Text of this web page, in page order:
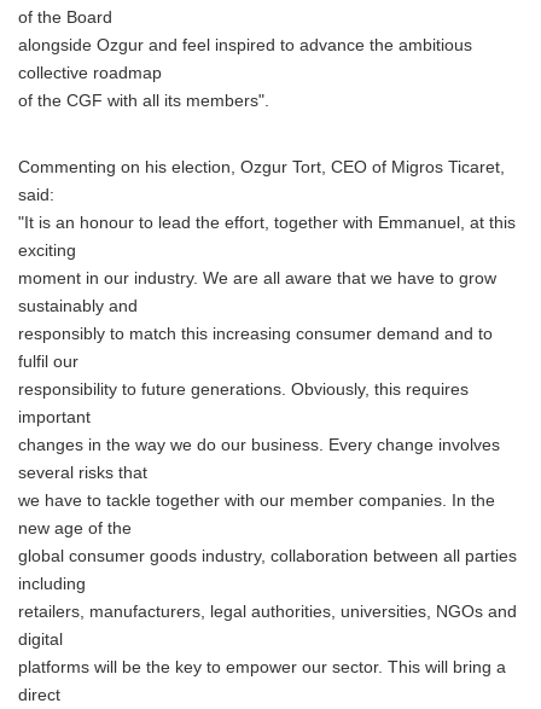
of the Board
alongside Ozgur and feel inspired to advance the ambitious
collective roadmap
of the CGF with all its members".
Commenting on his election, Ozgur Tort, CEO of Migros Ticaret,
said:
"It is an honour to lead the effort, together with Emmanuel, at this
exciting
moment in our industry. We are all aware that we have to grow
sustainably and
responsibly to match this increasing consumer demand and to
fulfil our
responsibility to future generations. Obviously, this requires
important
changes in the way we do our business. Every change involves
several risks that
we have to tackle together with our member companies. In the
new age of the
global consumer goods industry, collaboration between all parties
including
retailers, manufacturers, legal authorities, universities, NGOs and
digital
platforms will be the key to empower our sector. This will bring a
direct